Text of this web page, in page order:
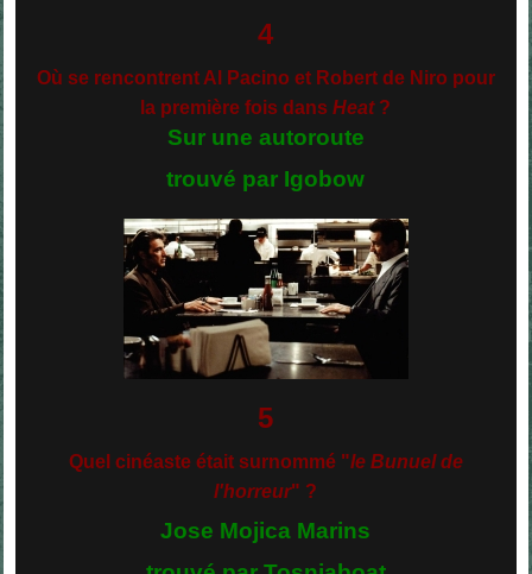
4
Où se rencontrent Al Pacino et Robert de Niro pour
la première fois dansHeat?
Sur une autoroute
trouvé par Igobow
5
Quel cinéaste était surnommé "le Bunuel de
l'horreur" ?
Jose Mojica Marins